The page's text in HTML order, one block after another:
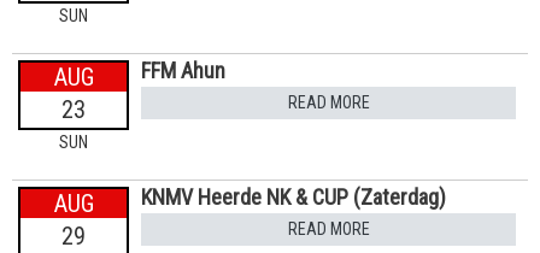
SUN
AUG
23
SUN
FFM Ahun
READ MORE
AUG
29
KNMV Heerde NK & CUP (Zaterdag)
READ MORE